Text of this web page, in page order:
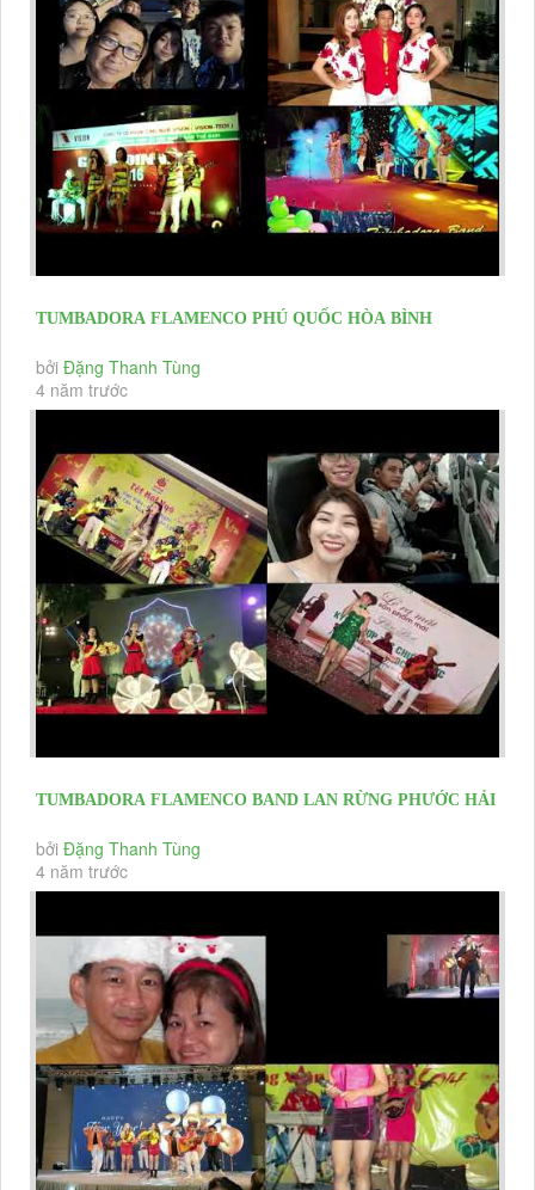
TUMBADORA FLAMENCO PHÚ QUỐC HÒA BÌNH
RESORT VISSION TECH CO YEAR END...
bởi Đặng Thanh Tùng
4 năm trước
TUMBADORA FLAMENCO BAND LAN RỪNG PHƯỚC HẢI
RESORT YEAR END PARTY 2020 &...
bởi Đặng Thanh Tùng
4 năm trước